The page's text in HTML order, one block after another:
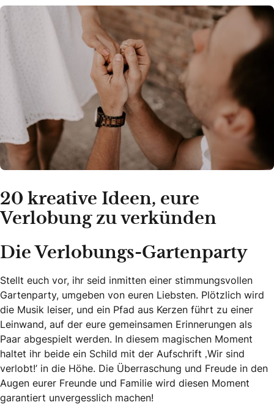
20 kreative Ideen, eure
Verlobung zu verkünden
Die Verlobungs-Gartenparty
Stellt euch vor, ihr seid inmitten einer stimmungsvollen
Gartenparty, umgeben von euren Liebsten. Plötzlich wird
die Musik leiser, und ein Pfad aus Kerzen führt zu einer
Leinwand, auf der eure gemeinsamen Erinnerungen als
Paar abgespielt werden. In diesem magischen Moment
haltet ihr beide ein Schild mit der Aufschrift ‚Wir sind
verlobt!’ in die Höhe. Die Überraschung und Freude in den
Augen eurer Freunde und Familie wird diesen Moment
garantiert unvergesslich machen!